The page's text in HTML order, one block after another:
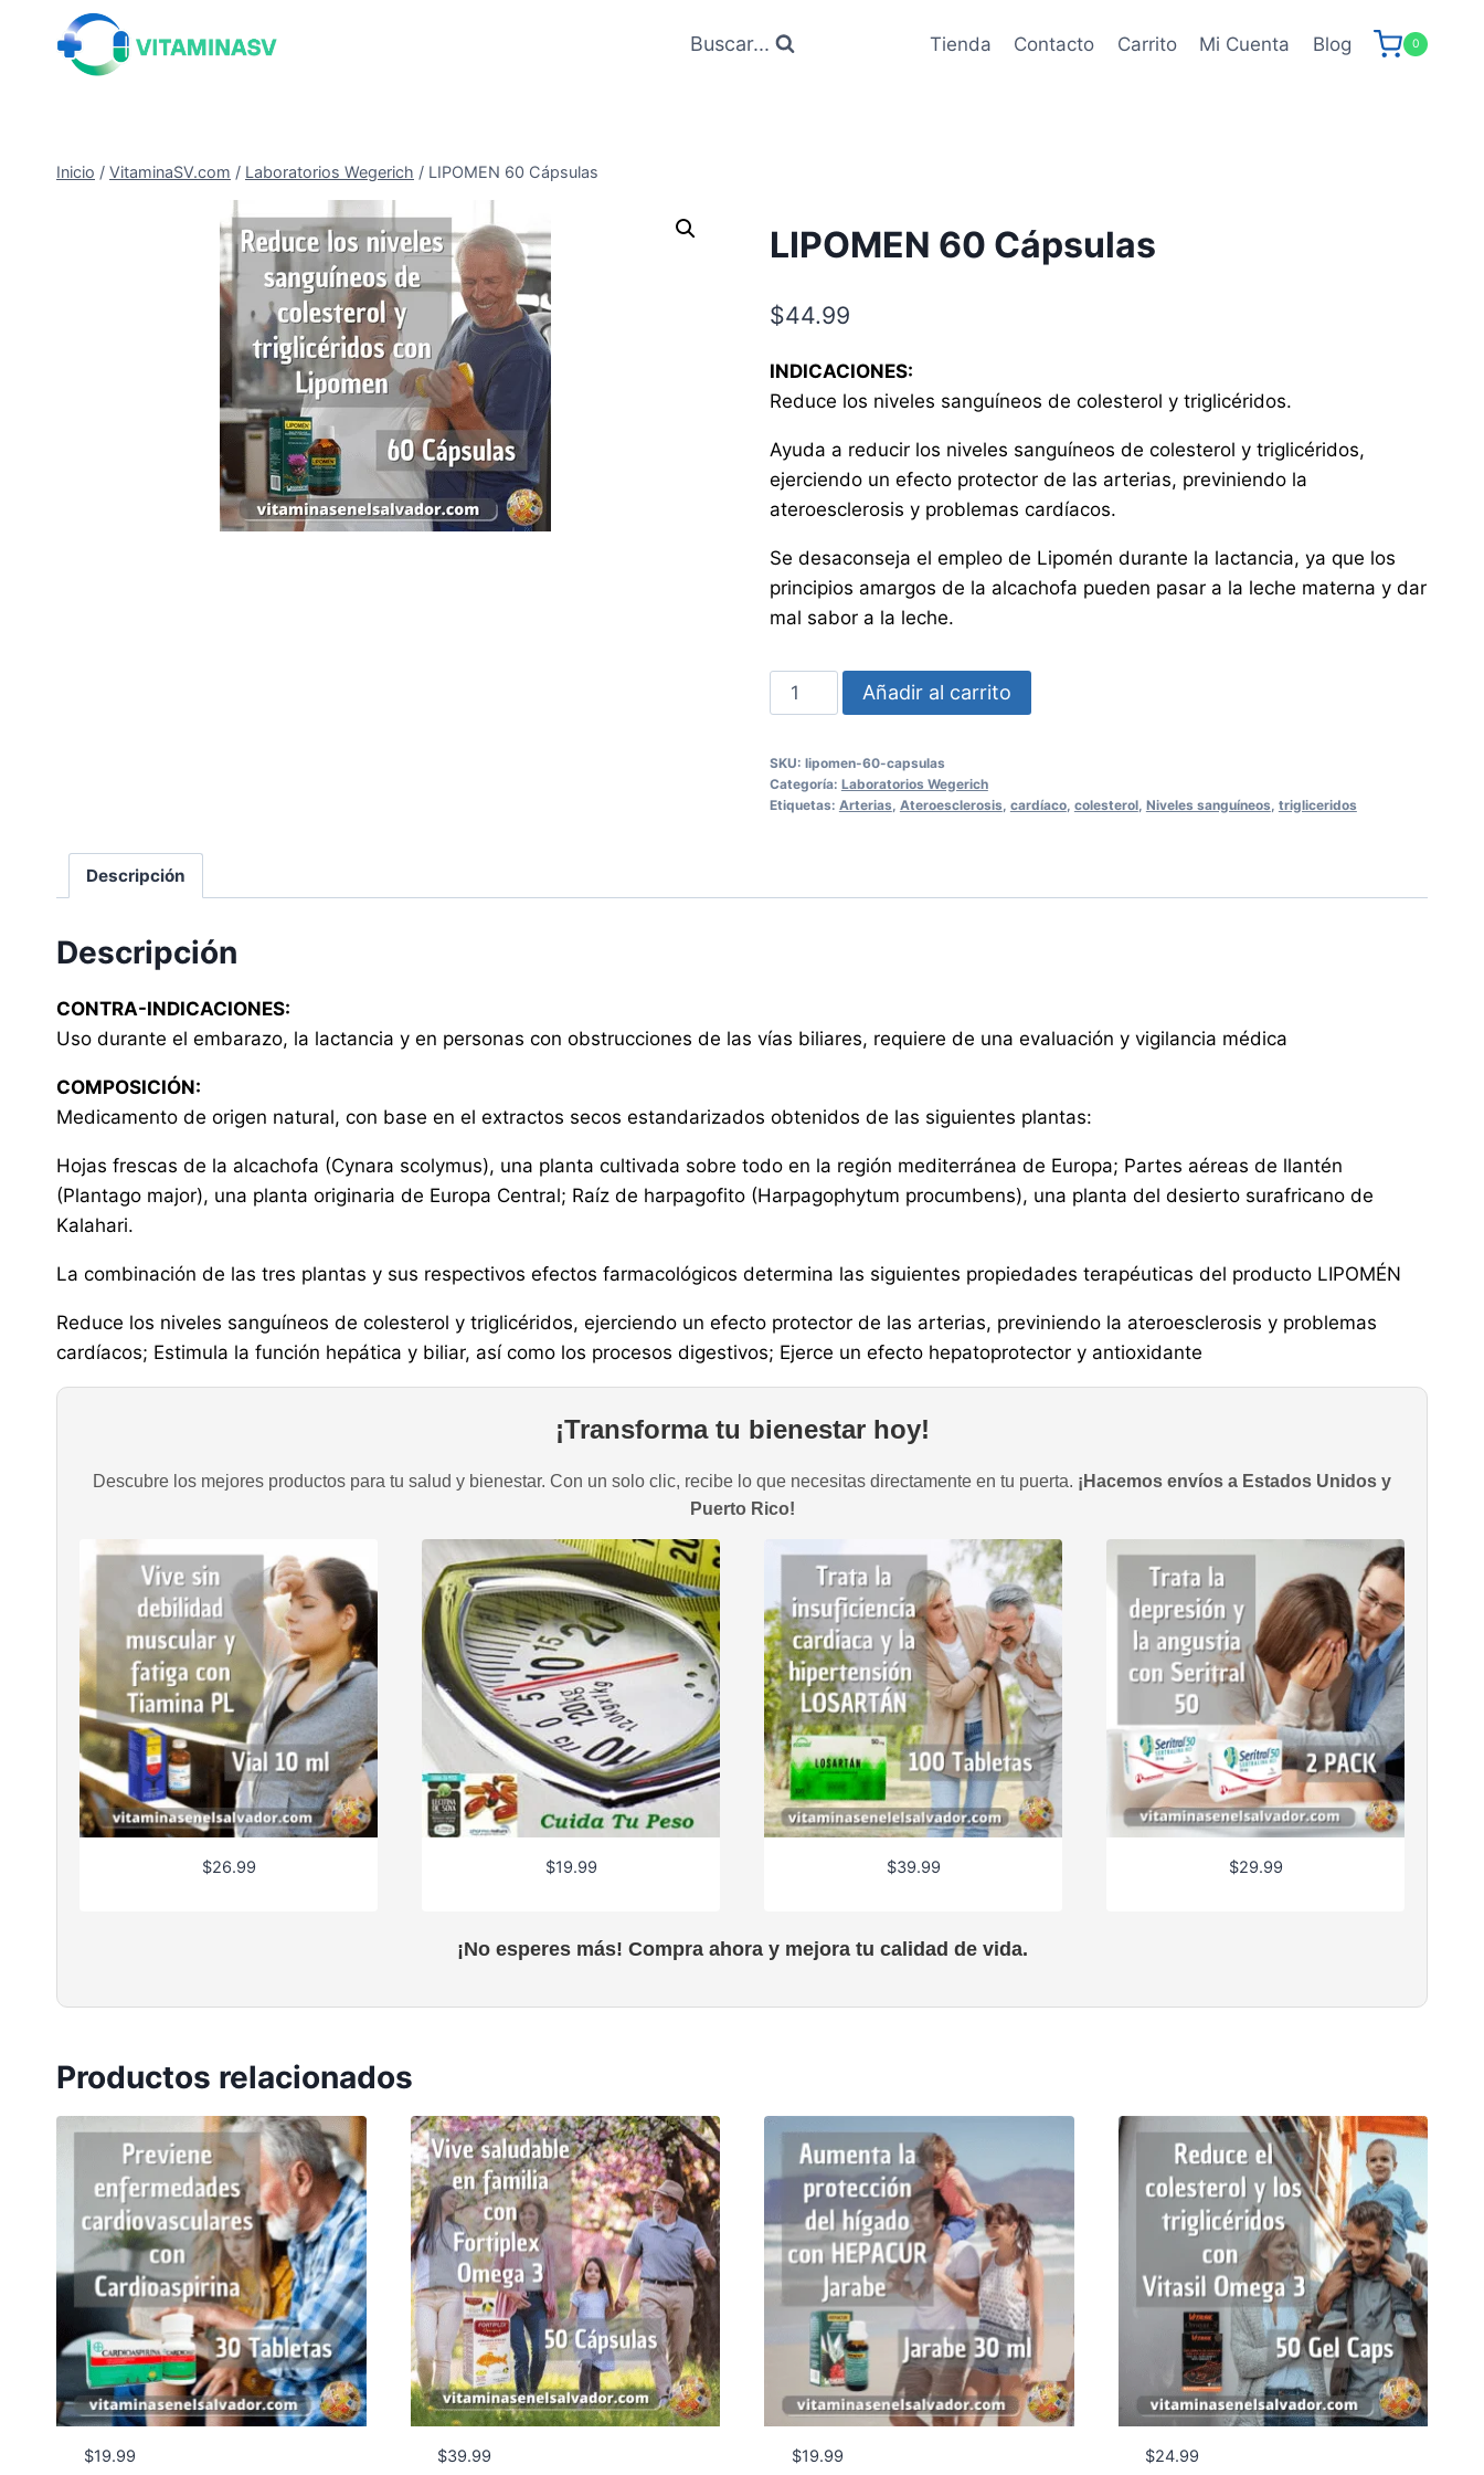
contenido
Buscar... Tienda Contacto Carrito Mi Cuenta Blog 0
Inicio / VitaminaSV.com / Laboratorios Wegerich / LIPOMEN 60 Cápsulas
LIPOMEN 60 Cápsulas
$44.99
INDICACIONES:
Reduce los niveles sanguíneos de colesterol y triglicéridos.
Ayuda a reducir los niveles sanguíneos de colesterol y triglicéridos,
ejerciendo un efecto protector de las arterias, previniendo la
ateroesclerosis y problemas cardíacos.
Se desaconseja el empleo de Lipomén durante la lactancia, ya que los
principios amargos de la alcachofa pueden pasar a la leche materna y dar
mal sabor a la leche.
LIPOMEN
60
cantidad
Añadir al carrito
SKU: lipomen-60-capsulas
Categoría: Laboratorios Wegerich
Etiquetas: Arterias Ateroesclerosis cardíaco, colesterol, Niveles sanguíneos trigliceridos
Descripción
Descripción
CONTRA-INDICACIONES:
Uso durante el embarazo, la lactancia y en personas con obstrucciones de las vías biliares, requiere de una evaluación y vigilancia médica
COMPOSICIÓN:
Medicamento de origen natural, con base en el extractos secos estandarizados obtenidos de las siguientes plantas:
Hojas frescas de la alcachofa (Cynara scolymus), una planta cultivada sobre todo en la región mediterránea de Europa; Partes aéreas de llantén
(Plantago major), una planta originaria de Europa Central; Raíz de harpagofito (Harpagophytum procumbens), una planta del desierto surafricano de
Kalahari.
La combinación de las tres plantas y sus respectivos efectos farmacológicos determina las siguientes propiedades terapéuticas del producto LIPOMÉN
Reduce los niveles sanguíneos de colesterol y triglicéridos, ejerciendo un efecto protector de las arterias, previniendo la ateroesclerosis y problemas
cardíacos; Estimula la función hepática y biliar, así como los procesos digestivos; Ejerce un efecto hepatoprotector y antioxidante
¡Transforma tu bienestar hoy!
Descubre los mejores productos para tu salud y bienestar. Con un solo clic, recibe lo que necesitas directamente en tu puerta. ¡Hacemos envíos a Estados Unidos y
Puerto Rico!
$26.99 $19.99 $39.99 $29.99
¡No esperes más! Compra ahora y mejora tu calidad de vida.
Productos relacionados
$19.99 $39.99 $19.99 $24.99